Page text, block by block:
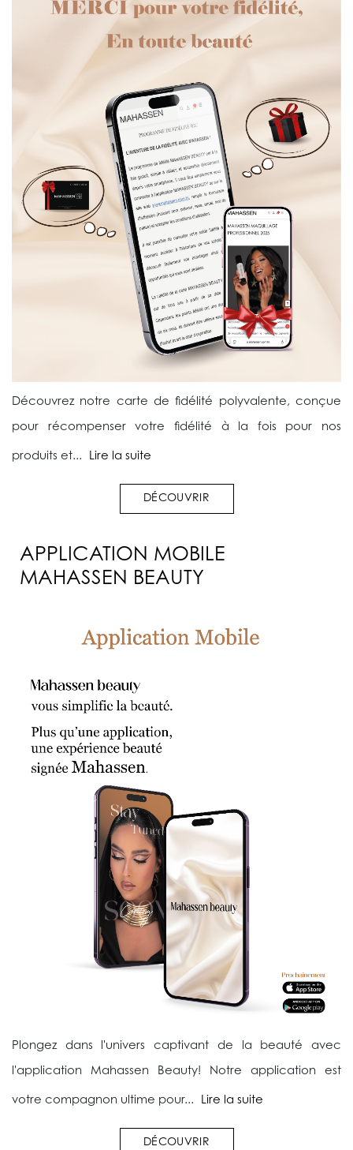
Découvrez notre carte de fidélité polyvalente, conçue
pour récompenser votre fidélité à la fois pour nos
produits et... Lire la suite
DÉCOUVRIR
APPLICATION MOBILE
MAHASSEN BEAUTY
Plongez dans l'univers captivant de la beauté avec
l'application Mahassen Beauty! Notre application est
votre compagnon ultime pour... Lire la suite
DÉCOUVRIR